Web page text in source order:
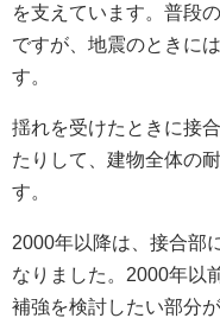
を支えています。普段
ですが、地震のときに
す。
揺れを受けたときに接
たりして、建物全体の
す。
2000年以降は、接合部
なりました。2000年以
補強を検討したい部分